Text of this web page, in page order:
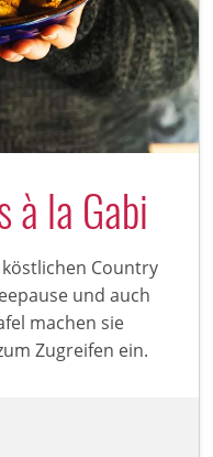
à la Gabi
Country
und auch
machen sie
Zugreifen ein.